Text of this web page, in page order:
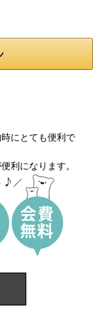
にとても便利で
利になります。